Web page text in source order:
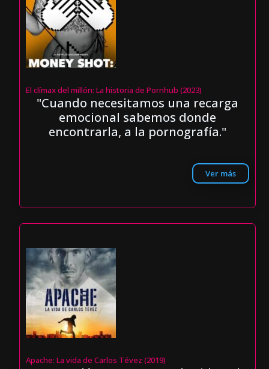
El clímax del millón: La historia de Pornhub (2023)
"Cuando necesitamos una recarga
emocional sabemos donde
encontrarla, a la pornografía."
Ver más
Apache: La vida de Carlos Tévez (2019)